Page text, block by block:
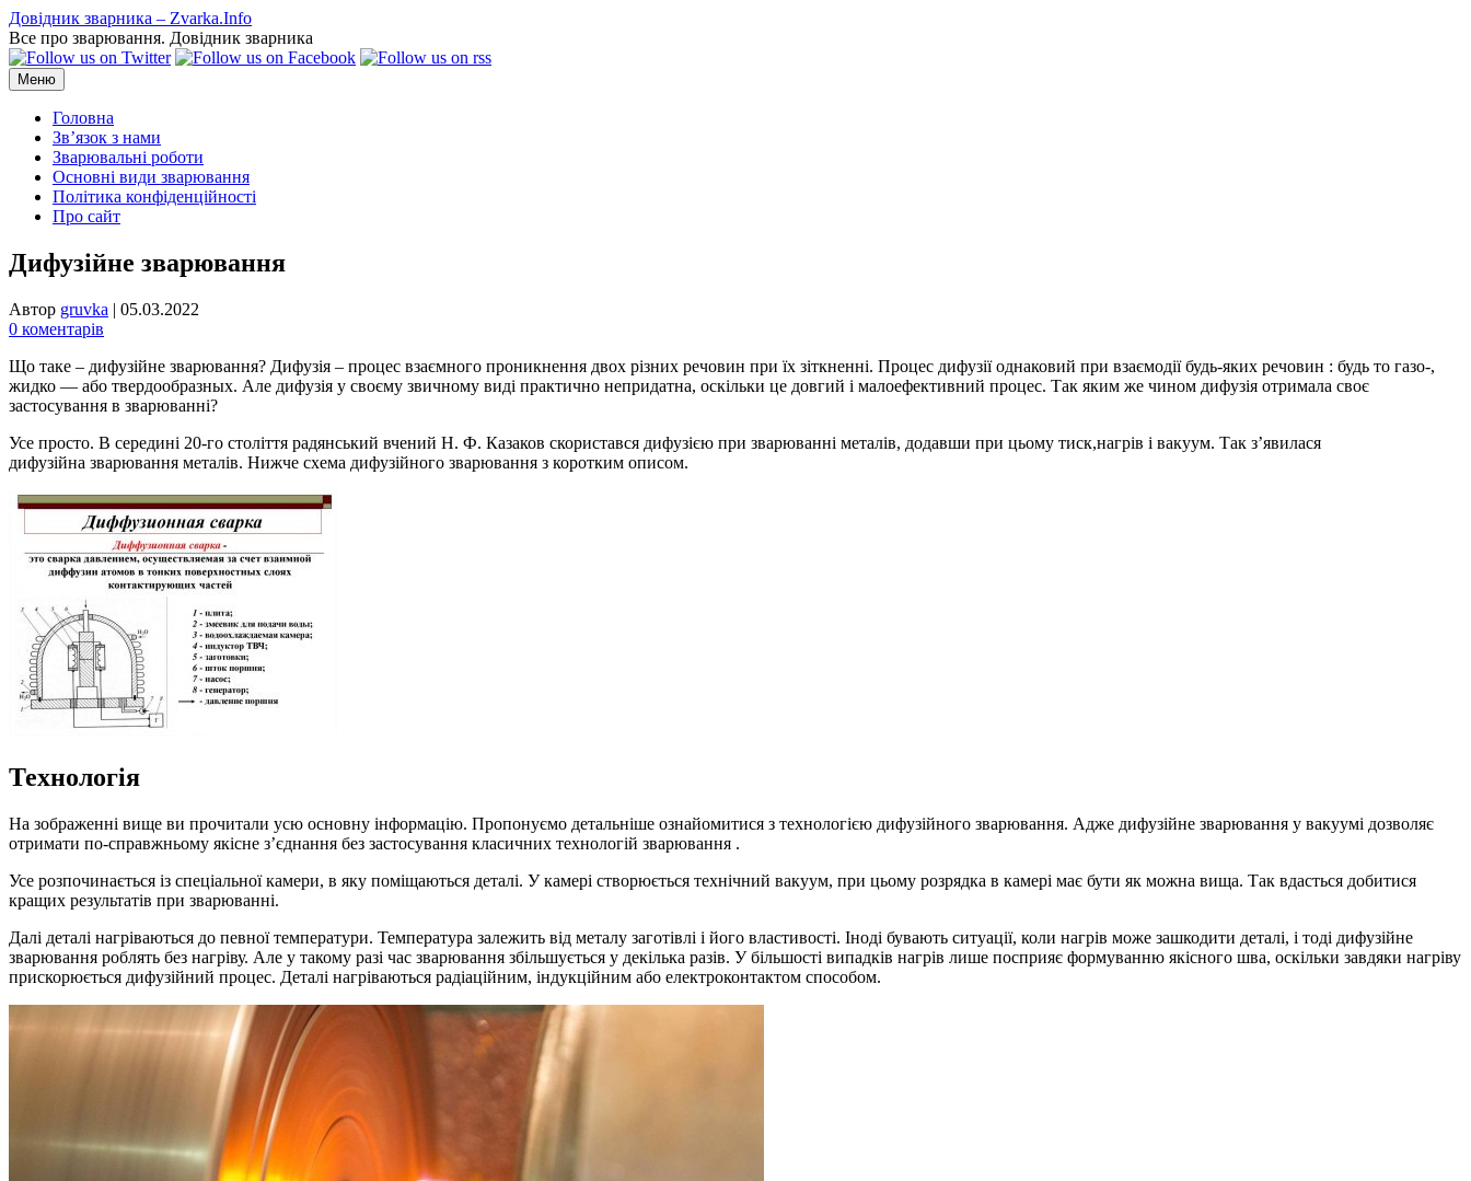
Перейти
до
вмісту
Довідник зварника – Zvarka.Info
Все про зварювання. Довідник зварника
Меню
Головна
Зв’язок з нами
Зварювальні роботи
Основні види зварювання
Політика конфіденційності
Про сайт
Дифузійне зварювання
Автор gruvka | 05.03.2022
0 коментарів
Що таке – дифузійне зварювання? Дифузія – процес взаємного проникнення двох різних речовин при їх зіткненні. Процес дифузії однаковий при взаємодії будь-яких речовин : будь то газо-,
жидко — або твердообразных. Але дифузія у своєму звичному виді практично непридатна, оскільки це довгий і малоефективний процес. Так яким же чином дифузія отримала своє
застосування в зварюванні?
Усе просто. В середині 20-го століття радянський вчений Н. Ф. Казаков скористався дифузією при зварюванні металів, додавши при цьому тиск,нагрів і вакуум. Так з’явилася
дифузійна зварювання металів. Нижче схема дифузійного зварювання з коротким описом.
Технологія
На зображенні вище ви прочитали усю основну інформацію. Пропонуємо детальніше ознайомитися з технологією дифузійного зварювання. Адже дифузійне зварювання у вакуумі дозволяє
отримати по-справжньому якісне з’єднання без застосування класичних технологій зварювання .
Усе розпочинається із спеціальної камери, в яку поміщаються деталі. У камері створюється технічний вакуум, при цьому розрядка в камері має бути як можна вища. Так вдасться добитися
кращих результатів при зварюванні.
Далі деталі нагріваються до певної температури. Температура залежить від металу заготівлі і його властивості. Іноді бувають ситуації, коли нагрів може зашкодити деталі, і тоді дифузійне
зварювання роблять без нагріву. Але у такому разі час зварювання збільшується у декілька разів. У більшості випадків нагрів лише посприяє формуванню якісного шва, оскільки завдяки нагріву
прискорюється дифузійний процес. Деталі нагріваються радіаційним, індукційним або електроконтактом способом.